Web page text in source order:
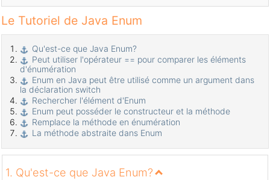
Le Tutoriel de Java Enum
Qu'est-ce que Java Enum?
Peut utiliser l'opérateur == pour comparer les éléments
d'énumération
Enum en Java peut être utilisé comme un argument dans
la déclaration switch
Rechercher l'élément d'Enum
Enum peut posséder le constructeur et la méthode
Remplace la méthode en énumération
La méthode abstraite dans Enum
1. Qu'est-ce que Java Enum?